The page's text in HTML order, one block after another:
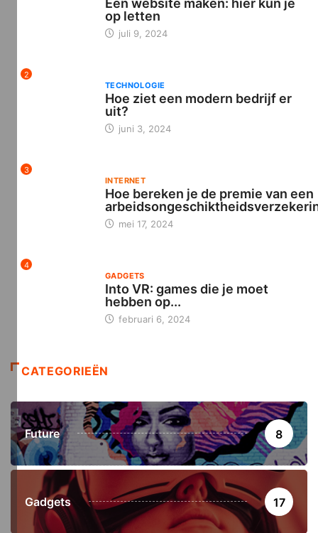
Een website maken: hier kun je
op letten
juli 9, 2024
2
TECHNOLOGIE
Hoe ziet een modern bedrijf er
uit?
juni 3, 2024
3
INTERNET
Hoe bereken je de premie van een
mei 17, 2024
4
GADGETS
Into VR: games die je moet
hebben op...
februari 6, 2024
CATEGORIEËN
Future 8
Gadgets 17